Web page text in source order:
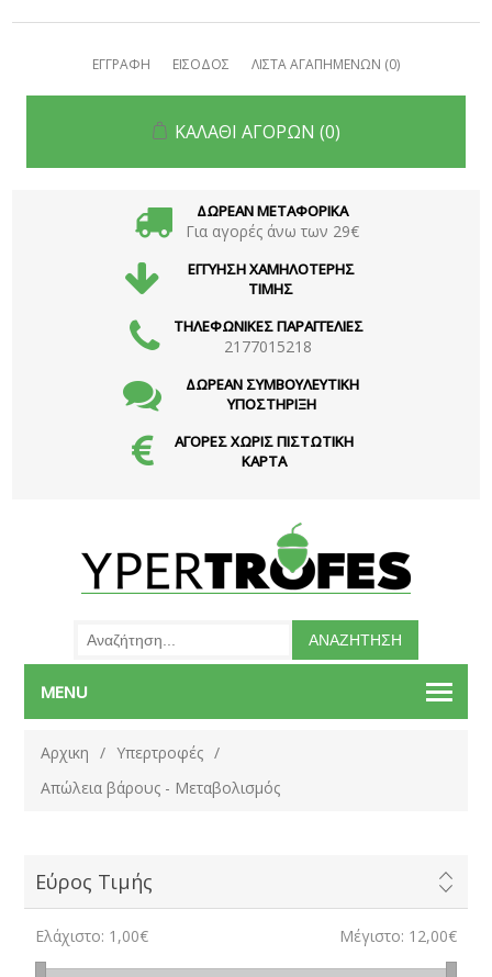
ΕΓΓΡΑΦΗ ΕΙΣΟΔΟΣ ΛΙΣΤΑ ΑΓΑΠΗΜΕΝΩΝ (0)
ΚΑΛΑΘΙ ΑΓΟΡΩΝ (0)
ΔΩΡΕΑΝ ΜΕΤΑΦΟΡΙΚΑ
Για αγορές άνω των 29€
ΕΓΓΥΗΣΗ ΧΑΜΗΛΟΤΕΡΗΣ
ΤΙΜΗΣ
ΤΗΛΕΦΩΝΙΚΕΣ ΠΑΡΑΓΓΕΛΙΕΣ
2177015218
ΔΩΡΕΑΝ ΣΥΜΒΟΥΛΕΥΤΙΚΗ
ΥΠΟΣΤΗΡΙΞΗ
ΑΓΟΡΕΣ ΧΩΡΙΣ ΠΙΣΤΩΤΙΚΗ
ΚΑΡΤΑ
MENU
Αρχικη / Υπερτροφές /
Απώλεια βάρους - Μεταβολισμός
Εύρος Τιμής
Ελάχιστο: 1,00€ Μέγιστο: 12,00€